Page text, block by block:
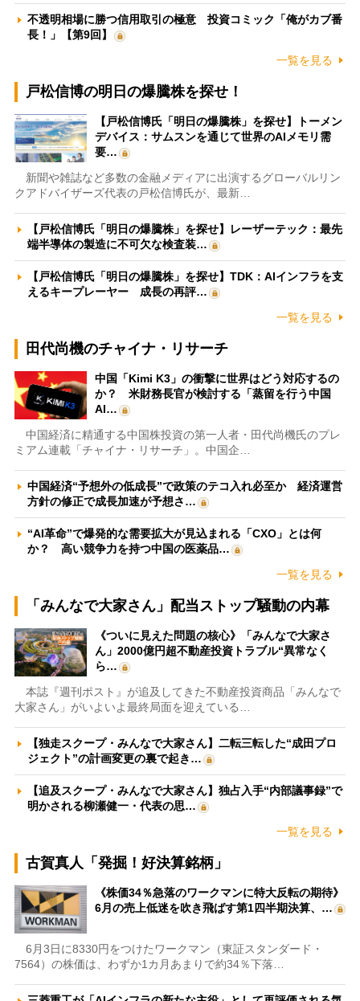
不透明相場に勝つ信用取引の極意 投資コミック「俺がカブ番
長！」【第9回】
一覧を見る
戸松信博の明日の爆騰株を探せ！
【戸松信博氏「明日の爆騰株」を探せ】トーメン
デバイス：サムスンを通じて世界のAIメモリ需
要…
新聞や雑誌など多数の金融メディアに出演するグローバルリン
クアドバイザーズ代表の戸松信博氏が、最新…
【戸松信博氏「明日の爆騰株」を探せ】レーザーテック：最先
端半導体の製造に不可欠な検査装…
【戸松信博氏「明日の爆騰株」を探せ】TDK：AIインフラを支
えるキープレーヤー 成長の再評…
一覧を見る
田代尚機のチャイナ・リサーチ
中国「Kimi K3」の衝撃に世界はどう対応するの
か？ 米財務長官が検討する「蒸留を行う中国
AI…
中国経済に精通する中国株投資の第一人者・田代尚機氏のプレ
ミアム連載「チャイナ・リサーチ」。中国企…
中国経済“予想外の低成長”で政策のテコ入れ必至か 経済運営
方針の修正で成長加速が予想さ…
“AI革命”で爆発的な需要拡大が見込まれる「CXO」とは何
か？ 高い競争力を持つ中国の医薬品…
一覧を見る
「みんなで大家さん」配当ストップ騒動の内幕
《ついに見えた問題の核心》「みんなで大家さ
ん」2000億円超不動産投資トラブル“異常なく
ら…
本誌『週刊ポスト』が追及してきた不動産投資商品「みんなで
大家さん」がいよいよ最終局面を迎えている…
【独走スクープ・みんなで大家さん】二転三転した“成田プロ
ジェクト”の計画変更の裏で起き…
【追及スクープ・みんなで大家さん】独占入手“内部議事録”で
明かされる柳瀬健一・代表の思…
一覧を見る
古賀真人「発掘！好決算銘柄」
《株価34％急落のワークマンに特大反転の期待》
6月の売上低迷を吹き飛ばす第1四半期決算、…
6月3日に8330円をつけたワークマン（東証スタンダード・
7564）の株価は、わずか1カ月あまりで約34％下落…